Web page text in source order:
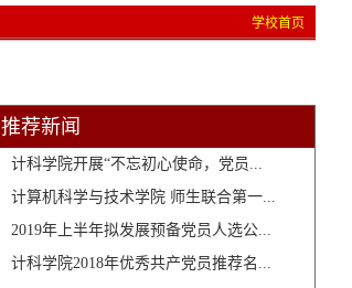
学校首页
推荐新闻
计科学院开展“不忘初心使命，党员...
计算机科学与技术学院 师生联合第一...
2019年上半年拟发展预备党员人选公...
计科学院2018年优秀共产党员推荐名...